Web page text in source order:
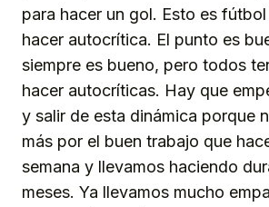
para hacer un gol. Esto es
hacer autocrítica. El punto es
siempre es bueno, pero todos
hacer autocríticas. Hay que
y salir de esta dinámica porque
más por el buen trabajo que
semana y llevamos haciendo
meses. Ya llevamos mucho